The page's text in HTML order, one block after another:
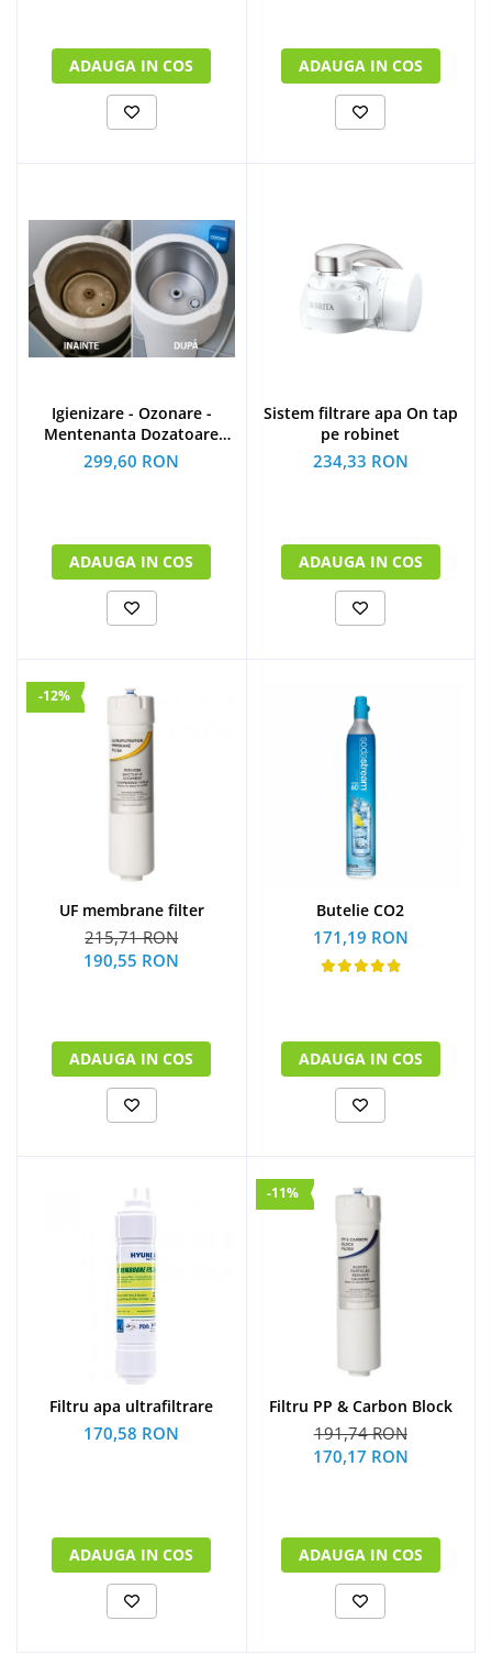
ADAUGA IN COS ADAUGA IN COS
Igienizare - Ozonare -
Mentenanta Dozatoare
apa
299,60 RON
ADAUGA IN COS
Sistem filtrare apa On tap
pe robinet
234,33 RON
ADAUGA IN COS
-12%
UF membrane filter
215,71 RON
190,55 RON
ADAUGA IN COS
Butelie CO2
171,19 RON
ADAUGA IN COS
Filtru apa ultrafiltrare
170,58 RON
ADAUGA IN COS
-11%
Filtru PP & Carbon Block
191,74 RON
170,17 RON
ADAUGA IN COS